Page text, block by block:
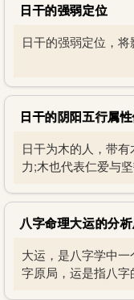
日干的强弱定位
日干的强弱定位，将
日干的阴阳五行属
日干为木的人，带
力;木也代表仁爱与
八字命理大运的分
大运，是八字学中
字原局，运是指八字